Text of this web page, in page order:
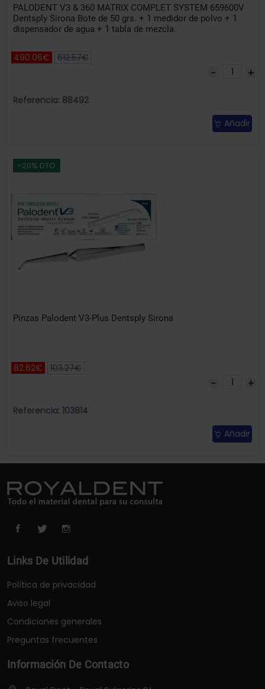
PALODENT V3 & 360 MATRIX COMPLET SYSTEM 659600V
Dentsply Sirona Bote de 50 grs. + 1 medidor de polvo + 1
dispensador de agua + 1 tabla de mezcla.
490.06€ 612.57€
Referencia: 88492
Añadir
-20% DTO
Pinzas Palodent V3-Plus Dentsply Sirona
82.62€ 103.27€
Referencia: 103814
Añadir
Links De Utilidad
Política de privacidad
Aviso legal
Condiciones generales
Preguntas frecuentes
Información De Contacto